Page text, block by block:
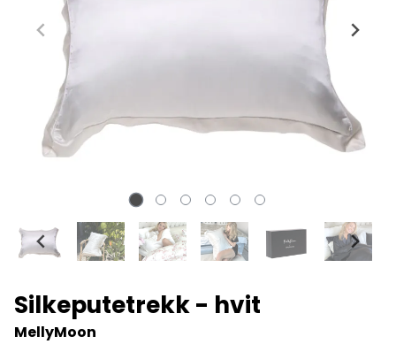
Silkeputetrekk - hvit
MellyMoon